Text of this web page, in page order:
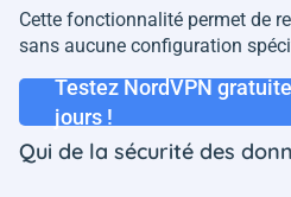
Cette fonctionnalité permet de
sans aucune configuration
Testez NordVPN
jours !
Qui de la sécurité des